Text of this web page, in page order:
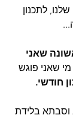
לתכנון
שאני
שאני פוגש
חודשי.
וסבתא בלידת